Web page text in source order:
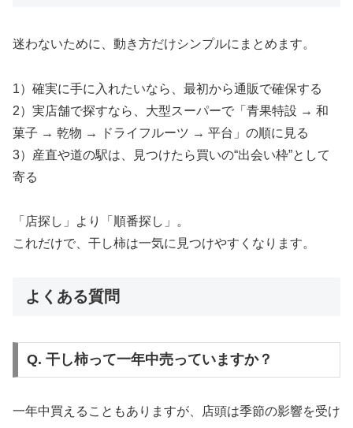
迷わないために、動き方だけシンプルにまとめます。
1）確実に手に入れたいなら、最初から通販で確保する
2）実店舗で探すなら、大型スーパーで「青果特設 → 和
菓子 → 乾物 → ドライフルーツ → 平台」の順に見る
3）産直や道の駅は、見つけたら買いの“出会い枠”として
寄る
「店探し」より「順番探し」。
これだけで、干し柿は一気に見つけやすくなります。
よくある質問
Q. 干し柿って一年中売っていますか？
一年中買えることもありますが、店頭は季節の影響を受け